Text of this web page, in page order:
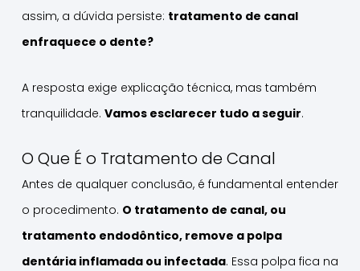
assim, a dúvida persiste: tratamento de canal
enfraquece o dente?
A resposta exige explicação técnica, mas também
tranquilidade. Vamos esclarecer tudo a seguir.
O Que É o Tratamento de Canal
Antes de qualquer conclusão, é fundamental entender
o procedimento. O tratamento de canal, ou
tratamento endodôntico, remove a polpa
dentária inflamada ou infectada. Essa polpa fica na